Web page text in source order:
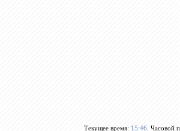
Текущее время: 15:46 . Часовой